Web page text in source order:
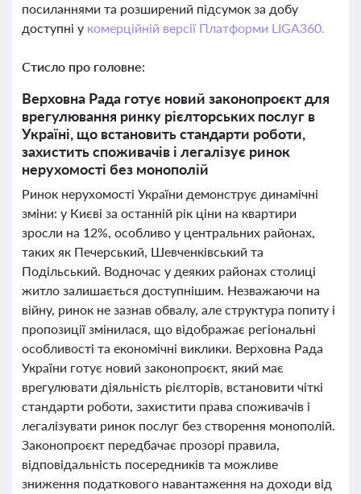
посиланнями та розширений підсумок за добу
доступні у комерційній версії Платформи LIGA360.
Стисло про головне:
Верховна Рада готує новий законопроєкт для
врегулювання ринку рієлторських послуг в
Україні, що встановить стандарти роботи,
захистить споживачів і легалізує ринок
нерухомості без монополій
Ринок нерухомості України демонструє динамічні
зміни: у Києві за останній рік ціни на квартири
зросли на 12%, особливо у центральних районах,
таких як Печерський, Шевченківський та
Подільський. Водночас у деяких районах столиці
житло залишається доступнішим. Незважаючи на
війну, ринок не зазнав обвалу, але структура попиту і
пропозиції змінилася, що відображає регіональні
особливості та економічні виклики. Верховна Рада
України готує новий законопроєкт, який має
врегулювати діяльність рієлторів, встановити чіткі
стандарти роботи, захистити права споживачів і
легалізувати ринок послуг без створення монополій.
Законопроєкт передбачає прозорі правила,
відповідальність посередників та можливе
зниження податкового навантаження на доходи від